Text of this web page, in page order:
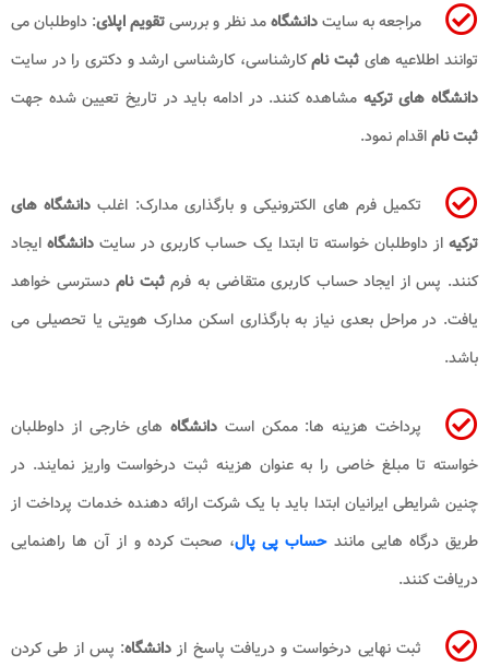
مراجعه به سایتدانشگاهمد نظر و بررسیتقویم اپلای: داوطلبان می
توانند اطلاعیه های ثبت نامکارشناسی، کارشناسی ارشد و دکتری را در سایت
دانشگاه های ترکیه مشاهده کنند. در ادامه باید در تاریخ تعیین شده جهت
ثبت ناماقدام نمود.
تکمیل فرم های الکترونیکی و بارگذاری مدارک: اغلب دانشگاه های
ترکیهاز داوطلبان خواسته تا ابتدا یک حساب کاربری در سایت دانشگاه ایجاد
کنند. پس از ایجاد حساب کاربری متقاضی به فرمثبت نامدسترسی خواهد
یافت. در مراحل بعدی نیاز به بارگذاری اسکن مدارک هویتی یا تحصیلی می
باشد.
پرداخت هزینه ها: ممکن است دانشگاه های خارجی از داوطلبان
خواسته تا مبلغ خاصی را به عنوان هزینه ثبت درخواست واریز نمایند. در
چنین شرایطی ایرانیان ابتدا باید با یک شرکت ارائه دهنده خدمات پرداخت از
طریق درگاه هایی مانندحساب پی پال، صحبت کرده و از آن ها راهنمایی
دریافت کنند.
ثبت نهایی درخواست و دریافت پاسخ از دانشگاه: پس از طی کردن